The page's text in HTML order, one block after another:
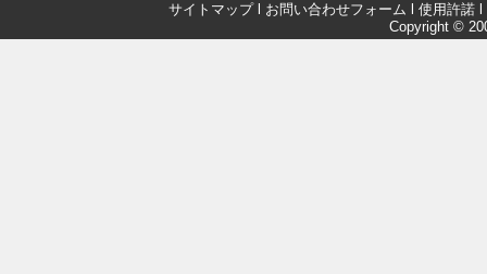
サイトマップl お問い合わせフォーム 使用許諾
Copyright ©